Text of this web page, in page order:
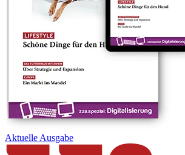
Aktuelle Ausgabe